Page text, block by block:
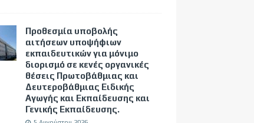
Προθεσμία υποβολής
αιτήσεων υποψήφιων
εκπαιδευτικών για μόνιμο
διορισμό σε κενές οργανικές
θέσεις Πρωτοβάθμιας και
Δευτεροβάθμιας Ειδικής
Αγωγής και Εκπαίδευσης και
Γενικής Εκπαίδευσης.